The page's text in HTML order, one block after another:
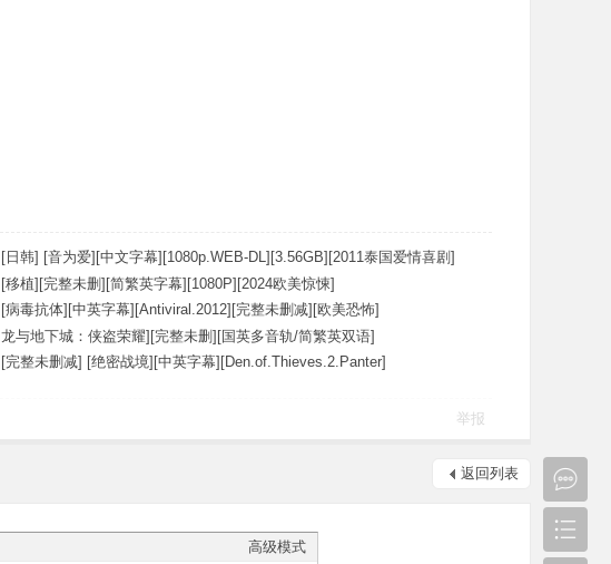
[日韩] [音为爱][中文字幕][1080p.WEB-DL][3.56GB][2011泰国爱情喜剧]
[移植][完整未删][简繁英字幕][1080P][2024欧美惊悚]
[病毒抗体][中英字幕][Antiviral.2012][完整未删减][欧美恐怖]
龙与地下城：侠盗荣耀][完整未删][国英多音轨/简繁英双语]
[完整未删减] [绝密战境][中英字幕][Den.of.Thieves.2.Panter]
举报
返回列表
高级模式